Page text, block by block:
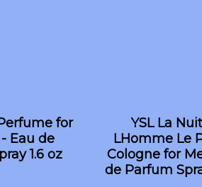
for
Eau de
1.6 oz
YSL La
LHomme Le
Cologne for
de Parfum